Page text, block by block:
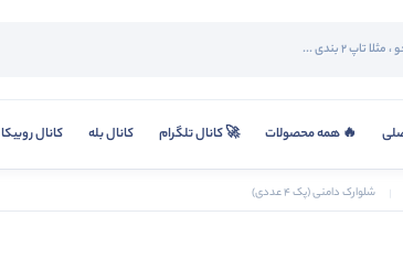
🔥 همه محصولات 🚀 کانال تلگرام کانال بله کانال روبیکا
شلوارک دامنی (پک 4 عددی)